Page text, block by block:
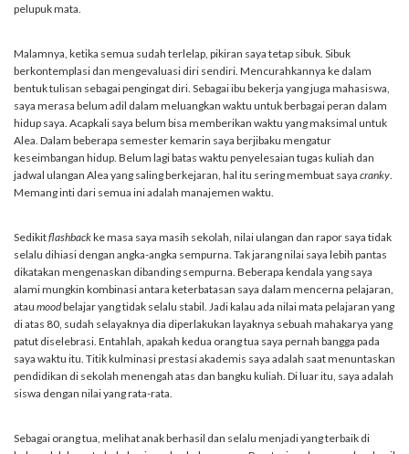
pelupuk mata.
Malamnya, ketika semua sudah terlelap, pikiran saya tetap sibuk. Sibuk
berkontemplasi dan mengevaluasi diri sendiri. Mencurahkannya ke dalam
bentuk tulisan sebagai pengingat diri. Sebagai ibu bekerja yang juga mahasiswa,
saya merasa belum adil dalam meluangkan waktu untuk berbagai peran dalam
hidup saya. Acapkali saya belum bisa memberikan waktu yang maksimal untuk
Alea. Dalam beberapa semester kemarin saya berjibaku mengatur
keseimbangan hidup. Belum lagi batas waktu penyelesaian tugas kuliah dan
jadwal ulangan Alea yang saling berkejaran, hal itu sering membuat saya cranky.
Memang inti dari semua ini adalah manajemen waktu.
Sedikitflashbackke masa saya masih sekolah, nilai ulangan dan rapor saya tidak
selalu dihiasi dengan angka-angka sempurna. Tak jarang nilai saya lebih pantas
dikatakan mengenaskan dibanding sempurna. Beberapa kendala yang saya
alami mungkin kombinasi antara keterbatasan saya dalam mencerna pelajaran,
atau moodbelajar yang tidak selalu stabil. Jadi kalau ada nilai mata pelajaran yang
di atas 80, sudah selayaknya dia diperlakukan layaknya sebuah mahakarya yang
patut diselebrasi. Entahlah, apakah kedua orang tua saya pernah bangga pada
saya waktu itu. Titik kulminasi prestasi akademis saya adalah saat menuntaskan
pendidikan di sekolah menengah atas dan bangku kuliah. Di luar itu, saya adalah
siswa dengan nilai yang rata-rata.
Sebagai orang tua, melihat anak berhasil dan selalu menjadi yang terbaik di